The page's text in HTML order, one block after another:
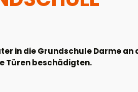
in die Grundschule Darme an
Türen beschädigten.